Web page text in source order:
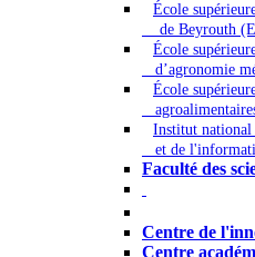
École
de Beyrouth
École
d’agronomie
École
Institut national
et de
Faculté des
Centre de
Centre